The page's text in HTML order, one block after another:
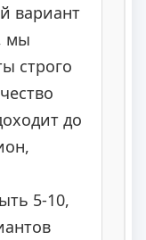
вариант
мы
строго
до
5-10,